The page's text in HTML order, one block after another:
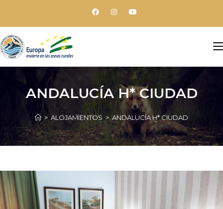
ANDALUCÍA H* CIUDAD
> ALOJAMIENTOS > ANDALUCÍA H* CIUDAD